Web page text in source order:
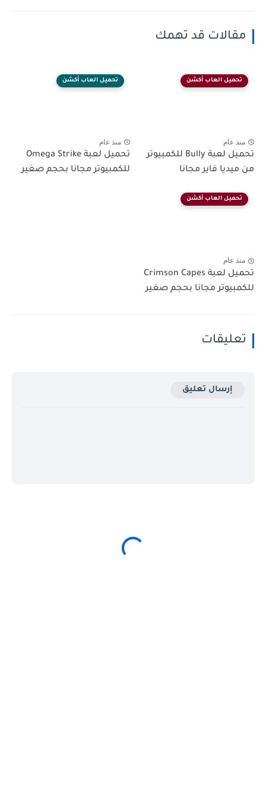
مقالات قد تهمك
تحميل العاب أكشن
منذ عام
تحميل لعبة Bully للكمبيوتر
من ميديا فاير مجانا
تحميل العاب أكشن
منذ عام
تحميل لعبة Omega Strike
للكمبيوتر مجانا بحجم صغير
تحميل العاب أكشن
منذ عام
تحميل لعبة Crimson Capes
للكمبيوتر مجانا بحجم صغير
تعليقات
إرسال تعليق